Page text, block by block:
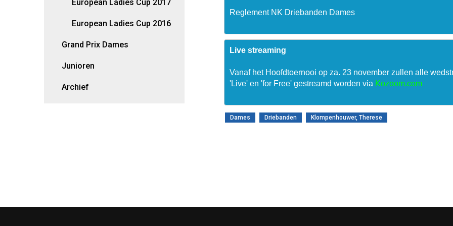
European Ladies Cup 2017
European Ladies Cup 2016
Grand Prix Dames
Junioren
Archief
Reglement NK Driebanden Dames
Live streaming
Vanaf het Hoofdtoernooi op za. 23 november zullen alle
'Live' en 'for Free' gestreamd worden via Kozoom.com
Dames Driebanden Klompenhouwer, Therese